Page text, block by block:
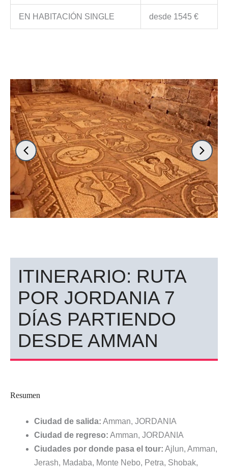
EN HABITACIÓN SINGLE desde 1545 €
ITINERARIO: RUTA
POR JORDANIA 7
DÍAS PARTIENDO
DESDE AMMAN
Resumen
Ciudad de salida: Amman, JORDANIA
Ciudad de regreso: Amman, JORDANIA
Ciudades por donde pasa el tour: Ajlun, Amman,
Jerash, Madaba, Monte Nebo, Petra, Shobak,